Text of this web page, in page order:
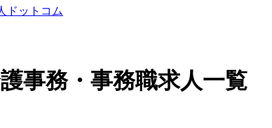
事務・事務職求人一覧